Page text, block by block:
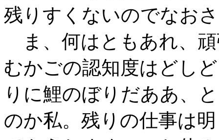
残りすくないのでなお
ま、何はともあれ、
むかごの認知度はどし
りに鯉のぼりだああ、
のか私。残りの仕事は